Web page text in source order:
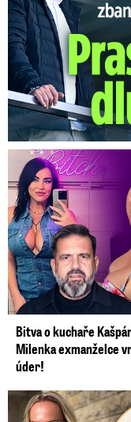
Bitva o kuchaře
Milenka exmanželce
úder!
Belohorcová rok po